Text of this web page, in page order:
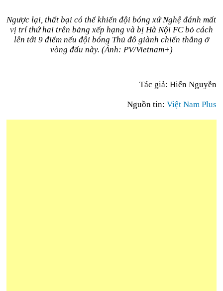
Ngược lại, thất bại có thể khiến đội bóng xứ Nghệ đánh mất
vị trí thứ hai trên bảng xếp hạng và bị Hà Nội FC bỏ cách
lên tới 9 điểm nếu đội bóng Thủ đô giành chiến thắng ở
vòng đấu này. (Ảnh: PV/Vietnam+)
Tác giả: Hiển Nguyễn
Nguồn tin: Việt Nam Plus